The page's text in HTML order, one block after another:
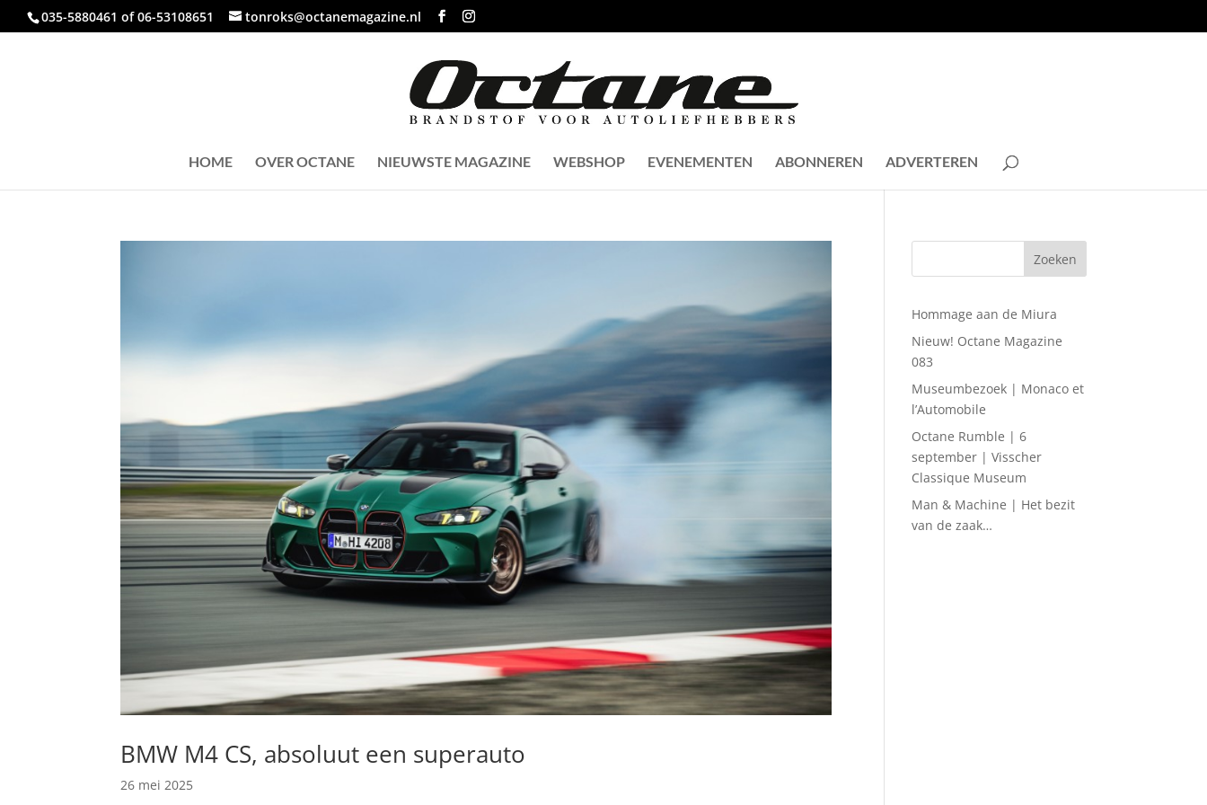
035-5880461 of 06-53108651 tonroks@octanemagazine.nl
HOME OVER OCTANE NIEUWSTE MAGAZINE WEBSHOP EVENEMENTEN ABONNEREN ADVERTEREN
BMW M4 CS, absoluut een superauto
26 mei 2025
Hommage aan de Miura
Nieuw! Octane Magazine
083
Museumbezoek | Monaco et
l’Automobile
Octane Rumble | 6
september | Visscher
Classique Museum
Man & Machine | Het bezit
van de zaak…